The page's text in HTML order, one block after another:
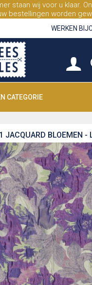
staan wij voor u klaar.
bestellingen worden
WERKEN BIJ
CATEGORIE
JACQUARD BLOEMEN -